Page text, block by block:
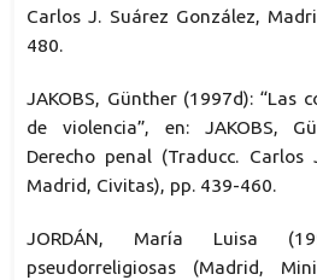
Carlos J. Suárez González,
480.
JAKOBS, Günther (1997d): “Las
de violencia”, en: JAKOBS,
Derecho penal (Traducc. Carlos
Madrid, Civitas), pp. 439-460.
JORDÁN, María Luisa
pseudorreligiosas (Madrid,